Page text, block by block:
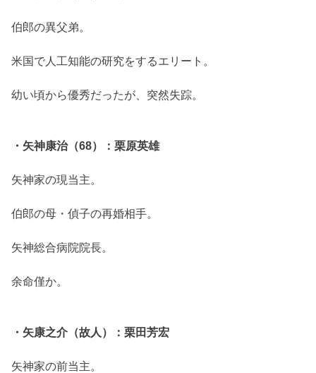
伯郎の異父弟。
米国で人工知能の研究をするエリート。
幼い頃から優秀だったが、突然失踪。
・矢神康治（68）：栗原英雄
矢神家の現当主。
伯郎の母・偵子の再婚相手。
矢神総合病院院長。
余命僅か。
・矢康之介（故人）：栗田芳宏
矢神家の前当主。